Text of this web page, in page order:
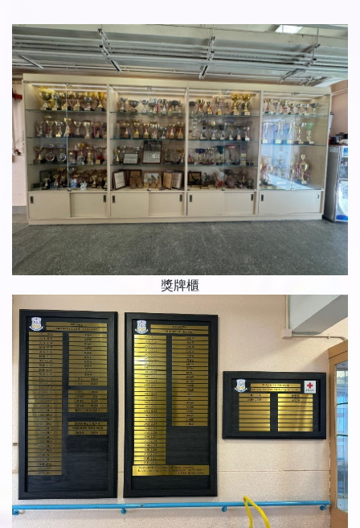
獎牌櫃